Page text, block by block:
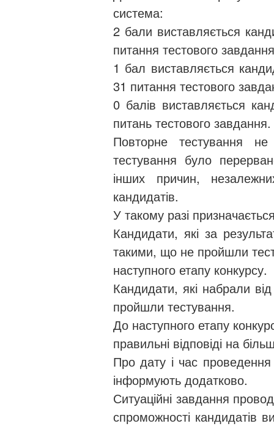
система:
2 бали виставляється
питання тестового
1 бал виставляється
31 питання тестового
0 балів виставляється
питань тестового завдання.
Повторне тестування
тестування було
інших причин,
кандидатів.
У такому разі
Кандидати, які за
такими, що не пройшли
наступного етапу конкурсу.
Кандидати, які набрали
пройшли тестування.
До наступного етапу
правильні відповіді на
Про дату і час проведення
інформують додатково.
Ситуаційні завдання
спроможності кандидатів